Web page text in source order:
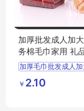
加厚批发成人加
务棉毛巾家用 礼
ogo
加厚毛巾批发成人
吸水好商务棉毛巾家
礼品宣传刺绣logo
￥ 2.10